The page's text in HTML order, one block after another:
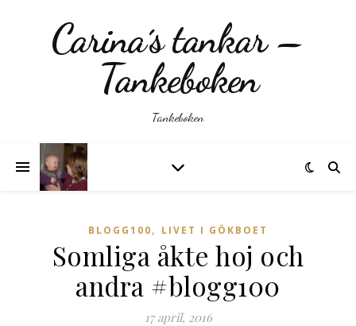
Carina´s tankar –
Tankeboken
Tankeboken
BLOGG100, LIVET I GÖKBOET
Somliga åkte hoj och
andra #blogg100
17 april, 2016